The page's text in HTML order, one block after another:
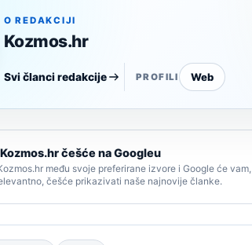
O REDAKCIJI
Kozmos.hr
Svi članci redakcije PROFILI Web
češće na Googleu
među svoje preferirane izvore i Google će vam,
češće prikazivati naše najnovije članke.